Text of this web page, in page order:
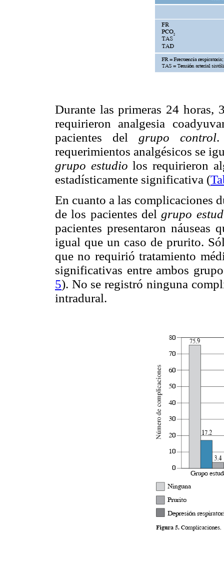
Durante las primeras 24 horas,
requirieron analgesia
pacientes del grupo control.
requerimientos analgésicos se
grupo estudio los requirieron
estadísticamente significativa (
En cuanto a las complicaciones
de los pacientes delgrupo
pacientes presentaron náuseas
igual que un caso de prurito.
que no requirió tratamiento
significativas entre ambos
5). No se registró ninguna
intradural.